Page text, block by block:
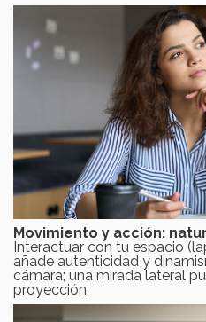
Movimiento y acción:
Interactuar con tu espacio
añade autenticidad y
cámara; una mirada lateral
proyección.